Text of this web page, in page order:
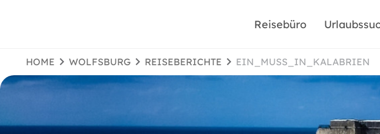
Reisebüro
HOME WOLFSBURG REISEBERICHTE EIN_MUSS_IN_KALABRIEN